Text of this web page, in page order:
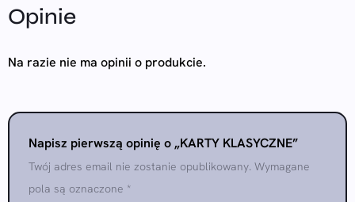
Opinie
Na razie nie ma opinii o produkcie.
Napisz pierwszą opinię o „KARTY KLASYCZNE”
Twój adres email nie zostanie opublikowany. Wymagane
pola są oznaczone *